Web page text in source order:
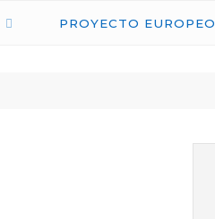
PROYECTO EUROPEO